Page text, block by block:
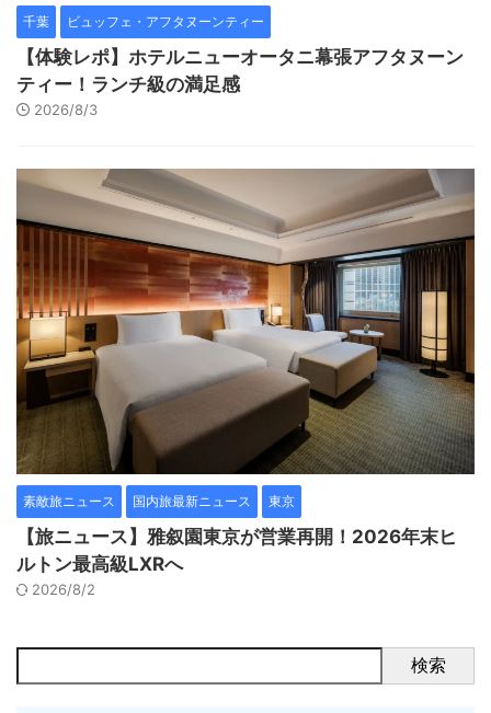
千葉 ビュッフェ・アフタヌーンティー
【体験レポ】ホテルニューオータニ幕張アフタヌーン
ティー！ランチ級の満足感
2026/8/3
素敵旅ニュース 国内旅最新ニュース 東京
【旅ニュース】雅叙園東京が営業再開！2026年末ヒ
ルトン最高級LXRへ
2026/8/2
検索